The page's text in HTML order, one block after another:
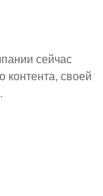
сейчас
контента, своей